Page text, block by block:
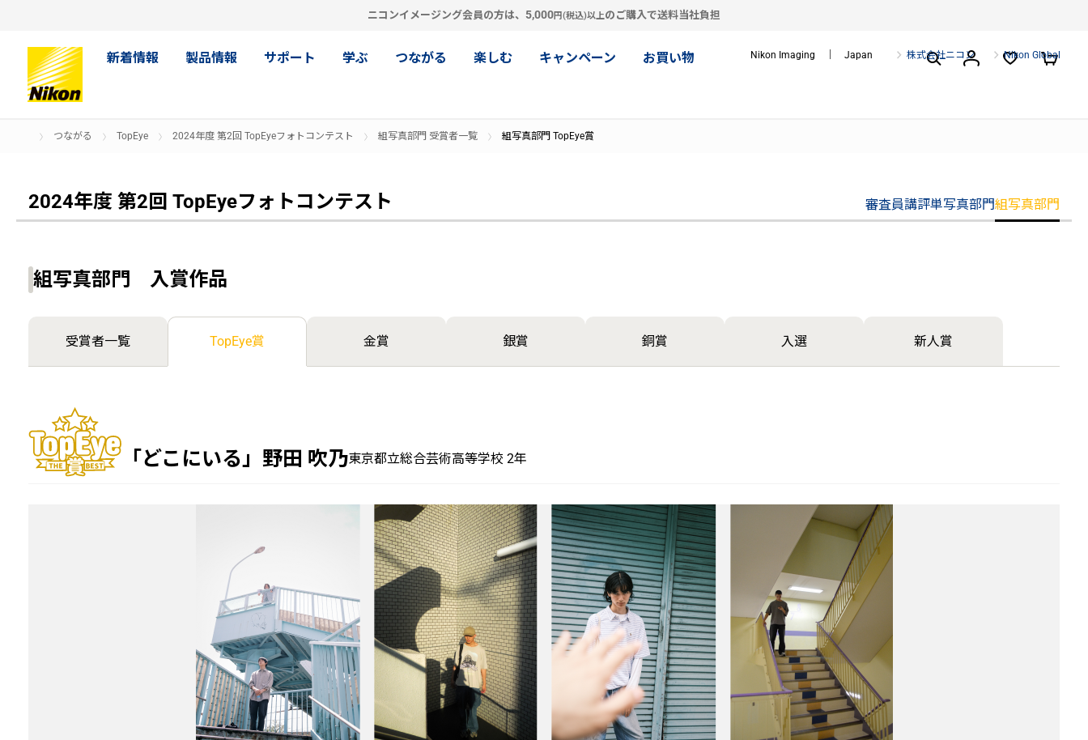
ニコンイメージング会員の方は、 5,000円(税込)以上のご購入で送料当社負担
新着情報 製品情報 サポート 学ぶ つながる 楽しむ キャンペーン お買い物 Nikon Imaging ｜ Japan 株式会社ニコン Nikon Global
つながる TopEye 2024年度 第2回 TopEyeフォトコンテスト 組写真部門 受賞者一覧 組写真部門 TopEye賞
2024年度 第2回 TopEyeフォトコンテスト 審査員講評単写真部門組写真部門
組写真部門 入賞作品
受賞者一覧 TopEye賞 金賞 銀賞 銅賞 入選 新人賞
「どこにいる」 野田 吹乃東京都立総合芸術高等学校 2年